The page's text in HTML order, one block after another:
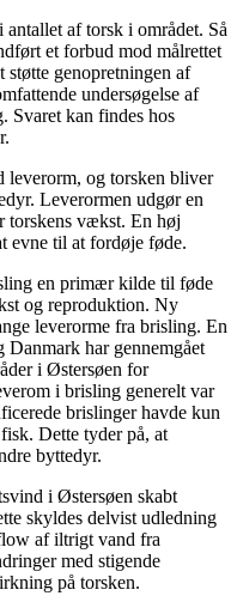
af torsk i området. Så
et forbud mod målrettet
genopretningen af
undersøgelse af
Svaret kan findes hos
leverorm, og torsken bliver
Leverormen udgør en
torskens vækst. En høj
evne til at fordøje føde.
en primær kilde til føde
og reproduktion. Ny
leverorme fra brisling. En
Danmark har gennemgået
i Østersøen for
i brisling generelt var
brislinger havde kun
Dette tyder på, at
byttedyr.
i Østersøen skabt
skyldes delvist udledning
af iltrigt vand fra
med stigende
på torsken.